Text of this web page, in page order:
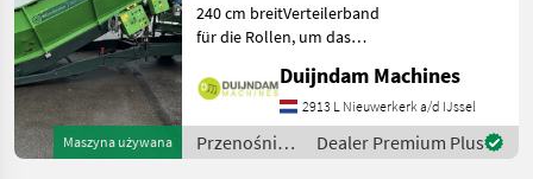
Maszyna używana
240 cm breitVerteilerband
für die Rollen, um das
auseinanderzuziehen6
Stahlrollen, (hier und da
eine kleine Delle)Mit
darunterliegendem
Duijndam Machines
2913 L Nieuwerkerk a/d IJssel
Przenośniki
/ Sonstige
Dealer Premium Plus